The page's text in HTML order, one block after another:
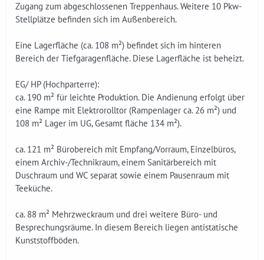
Zugang zum abgeschlossenen Treppenhaus. Weitere 10 Pkw-
Stellplätze befinden sich im Außenbereich.
Eine Lagerfläche (ca. 108 m²) befindet sich im hinteren
Bereich der Tiefgaragenfläche. Diese Lagerfläche ist beheizt.
EG/ HP (Hochparterre):
ca. 190 m² für leichte Produktion. Die Andienung erfolgt über
eine Rampe mit Elektrorolltor (Rampenlager ca. 26 m²) und
108 m² Lager im UG, Gesamt fläche 134 m²).
ca. 121 m² Bürobereich mit Empfang/Vorraum, Einzelbüros,
einem Archiv-/Technikraum, einem Sanitärbereich mit
Duschraum und WC separat sowie einem Pausenraum mit
Teeküche.
ca. 88 m² Mehrzweckraum und drei weitere Büro- und
Besprechungsräume. In diesem Bereich liegen antistatische
Kunststoffböden.